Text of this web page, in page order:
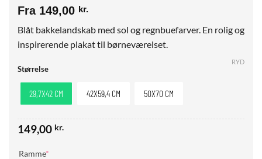
Fra 149,00 kr.
Blåt bakkelandskab med sol og regnbuefarver. En rolig og
inspirerende plakat til børneværelset.
Størrelse
29,7X42 CM 42X59,4 CM 50X70 CM
RYD
149,00 kr.
Ramme*